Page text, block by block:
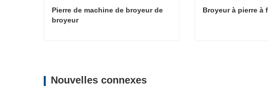
Pierre de machine de broyeur de
broyeur
Broyeur à pierre à
Nouvelles connexes